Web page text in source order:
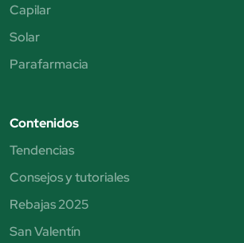
Capilar
Solar
Parafarmacia
Contenidos
Tendencias
Consejos y tutoriales
Rebajas 2025
San Valentín